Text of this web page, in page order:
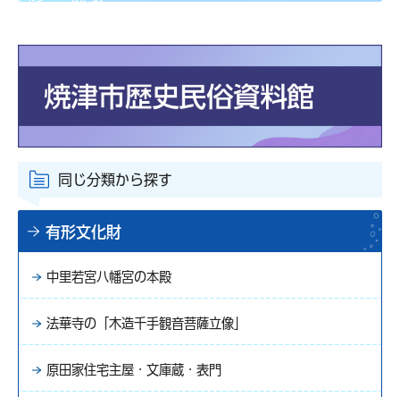
同じ分類から探す
有形文化財
中里若宮八幡宮の本殿
法華寺の「木造千手観音菩薩立像」
原田家住宅主屋・文庫蔵・表門